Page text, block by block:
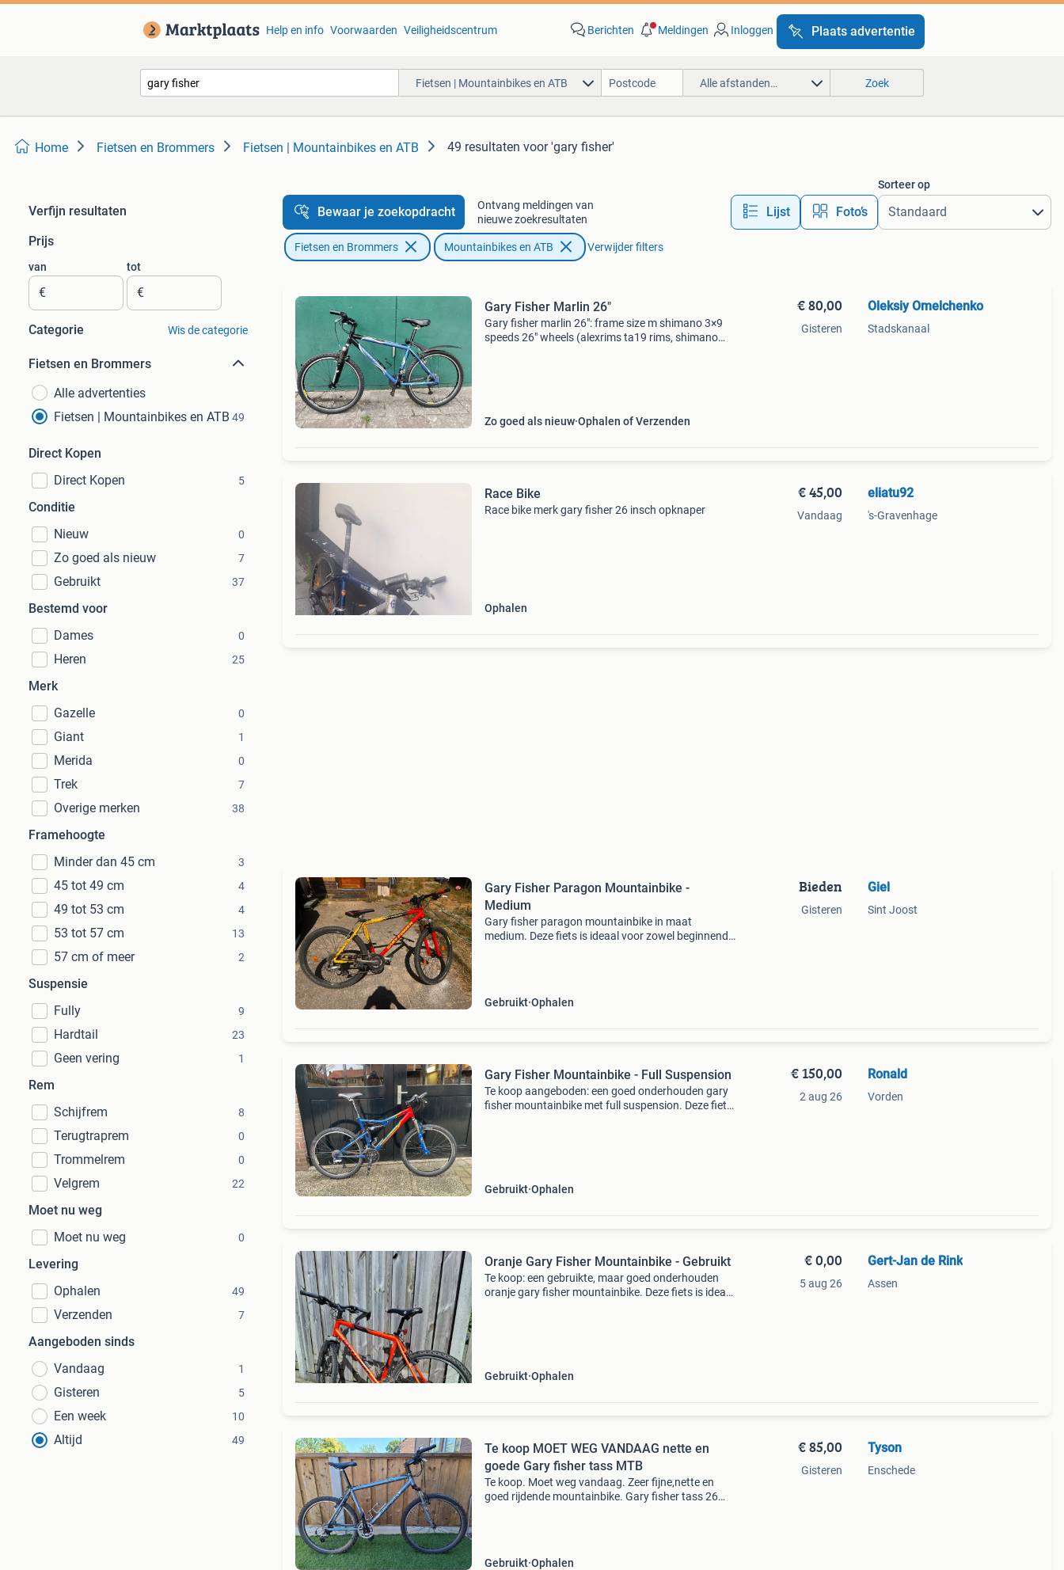
Help en info Voorwaarden Veiligheidscentrum Berichten Meldingen Inloggen Plaats advertentie
Fietsen | Mountainbikes en ATB Alle afstanden… Zoek
Home Fietsen en Brommers Fietsen | Mountainbikes en ATB 49 resultaten voor 'gary fisher'
Verfijn resultaten
Prijs
van
€
tot
€
Categorie Wis de categorie
Fietsen en Brommers
Alle advertenties
Fietsen | Mountainbikes en ATB 49
Direct Kopen
Direct Kopen
5
Conditie
Nieuw
0
Zo goed als nieuw 7
Gebruikt 37
Bestemd voor
Dames
0
Heren 25
Merk
Gazelle
0
Giant 1
Merida 0
Trek 7
Overige merken 38
Framehoogte
Minder dan 45 cm
3
45 tot 49 cm 4
49 tot 53 cm 4
53 tot 57 cm 13
57 cm of meer 2
Suspensie
Fully
9
Hardtail 23
Geen vering 1
Rem
Schijfrem
8
Terugtraprem 0
Trommelrem 0
Velgrem 22
Moet nu weg
Moet nu weg
0
Levering
Ophalen
49
Verzenden 7
Aangeboden sinds
Vandaag
1
Gisteren 5
Een week 10
Altijd 49
Bewaar je zoekopdracht
Ontvang meldingen van
nieuwe zoekresultaten
Lijst Foto’s
Sorteer op
Fietsen en Brommers Mountainbikes en ATB Verwijder filters
Gary Fisher Marlin 26"
Gary fisher marlin 26": frame size m shimano 3×9
speeds 26" wheels (alexrims ta19 rims, shimano
Zo goed als nieuw Ophalen of Verzenden
€ 80,00
Gisteren
Oleksiy Omelchenko
Stadskanaal
Race Bike
Race bike merk gary fisher 26 insch opknaper
Ophalen
€ 45,00
Vandaag
eliatu92
's-Gravenhage
Gary Fisher Paragon Mountainbike -
Medium
Gary fisher paragon mountainbike in maat
medium. Deze fiets is ideaal voor zowel beginnende
Gebruikt Ophalen
Bieden
Gisteren
Giel
Sint Joost
Gary Fisher Mountainbike - Full Suspension
Te koop aangeboden: een goed onderhouden gary
fisher mountainbike met full suspension. Deze fiets
Gebruikt Ophalen
€ 150,00
2 aug 26
Ronald
Vorden
Oranje Gary Fisher Mountainbike - Gebruikt
Te koop: een gebruikte, maar goed onderhouden
oranje gary fisher mountainbike. Deze fiets is ideaal
Gebruikt Ophalen
€ 0,00
5 aug 26
Gert-Jan de Rink
Assen
Te koop MOET WEG VANDAAG nette en
goede Gary fisher tass MTB
Te koop. Moet weg vandaag. Zeer fijne,nette en
goed rijdende mountainbike. Gary fisher tass 26
Gebruikt Ophalen
€ 85,00
Gisteren
Tyson
Enschede